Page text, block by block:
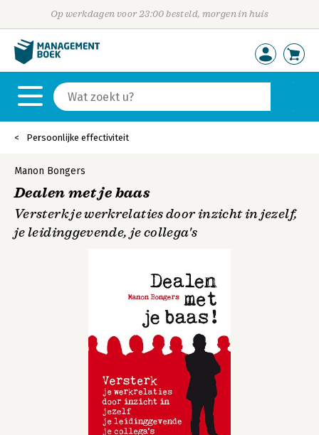
Op werkdagen voor 23:00 besteld, morgen in huis
Persoonlijke effectiviteit
Manon Bongers
Dealen met je baas
Versterk je werkrelaties door inzicht in jezelf,
je leidinggevende, je collega's